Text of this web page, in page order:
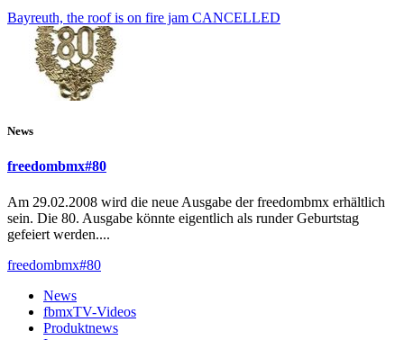
Bayreuth, the roof is on fire jam CANCELLED
News
freedombmx#80
Am 29.02.2008 wird die neue Ausgabe der freedombmx erhältlich
sein. Die 80. Ausgabe könnte eigentlich als runder Geburtstag
gefeiert werden....
freedombmx#80
News
fbmxTV-Videos
Produktnews